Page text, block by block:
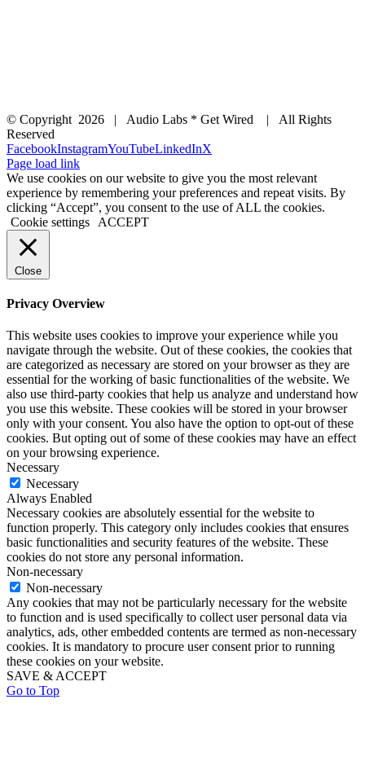
© Copyright 2026 | Audio Labs * Get Wired | All Rights
Reserved
FacebookInstagramYouTubeLinkedInX
Page load link
We use cookies on our website to give you the most relevant
experience by remembering your preferences and repeat visits. By
clicking “Accept”, you consent to the use of ALL the cookies.
Cookie settings
ACCEPT
Close
Privacy Overview
This website uses cookies to improve your experience while you
navigate through the website. Out of these cookies, the cookies that
are categorized as necessary are stored on your browser as they are
essential for the working of basic functionalities of the website. We
also use third-party cookies that help us analyze and understand how
you use this website. These cookies will be stored in your browser
only with your consent. You also have the option to opt-out of these
cookies. But opting out of some of these cookies may have an effect
on your browsing experience.
Necessary
Necessary
Always Enabled
Necessary cookies are absolutely essential for the website to
function properly. This category only includes cookies that ensures
basic functionalities and security features of the website. These
cookies do not store any personal information.
Non-necessary
Non-necessary
Any cookies that may not be particularly necessary for the website
to function and is used specifically to collect user personal data via
analytics, ads, other embedded contents are termed as non-necessary
cookies. It is mandatory to procure user consent prior to running
these cookies on your website.
SAVE & ACCEPT
Go to Top